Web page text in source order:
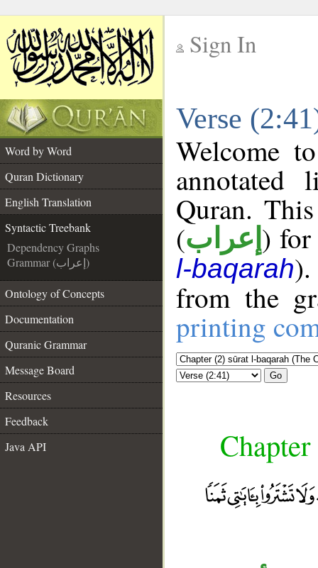
Sign In
Verse
Word by Word
Quran Dictionary
English Translation
Syntactic Treebank
Dependency Graphs
Grammar (إعراب)
Ontology of Concepts
Documentation
Quranic Grammar
Message Board
Resources
Feedback
Java API
Welcome
annotated
Quran.
(إعراب ) for
l-baqarah
from the
printing
Go